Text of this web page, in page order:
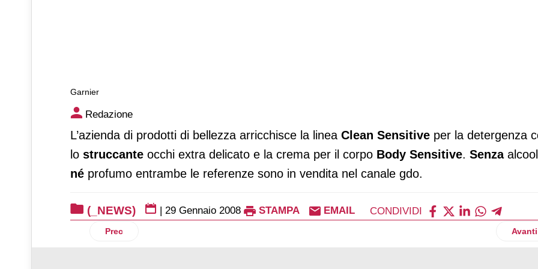
Garnier
Garnier
Redazione
L’azienda di prodotti di bellezza arricchisce la linea Clean Sensitive per la detergenza
lo struccante occhi extra delicato e la crema per il corpo Body Sensitive. Senzaalcool
né profumo entrambe le referenze sono in vendita nel canale gdo.
(_NEWS) | 29 Gennaio 2008 STAMPA EMAIL CONDIVIDI
Articolo precedente: Casino
Prec Avanti